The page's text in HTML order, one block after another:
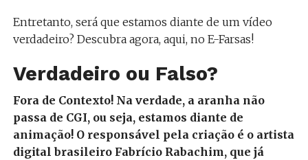
Entretanto, será que estamos diante de um vídeo
verdadeiro? Descubra agora, aqui, no E-Farsas!
Verdadeiro ou Falso?
Fora de Contexto! Na verdade, a aranha não
passa de CGI, ou seja, estamos diante de
animação! O responsável pela criação é o artista
digital brasileiro Fabrício Rabachim, que já